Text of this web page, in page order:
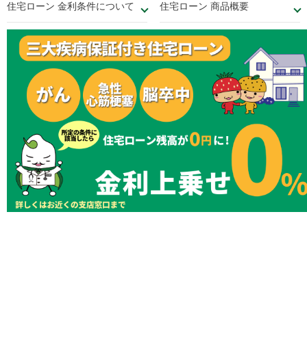
住宅ローン 金利条件について 住宅ローン 商品概要